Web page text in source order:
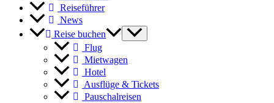
Reiseführer
News
Reise buchen
Flug
Mietwagen
Hotel
Ausflüge & Tickets
Pauschalreisen